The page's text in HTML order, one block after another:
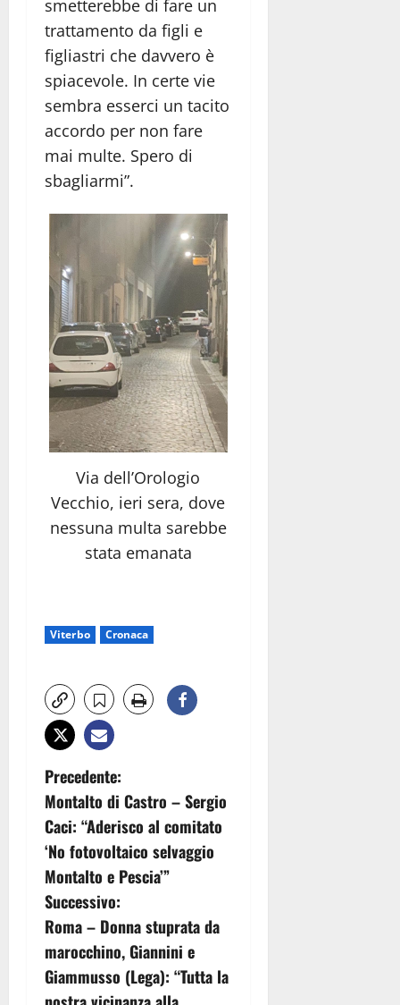
smetterebbe di fare un
trattamento da figli e
figliastri che davvero è
spiacevole. In certe vie
sembra esserci un tacito
accordo per non fare
mai multe. Spero di
sbagliarmi”.
Via dell’Orologio
Vecchio, ieri sera, dove
nessuna multa sarebbe
stata emanata
Viterbo Cronaca
N
a
v
i
g
a
Precedente:
Montalto di Castro – Sergio
Caci: “Aderisco al comitato
‘No fotovoltaico selvaggio
Montalto e Pescia’”
Successivo:
Roma – Donna stuprata da
marocchino, Giannini e
Giammusso (Lega): “Tutta la